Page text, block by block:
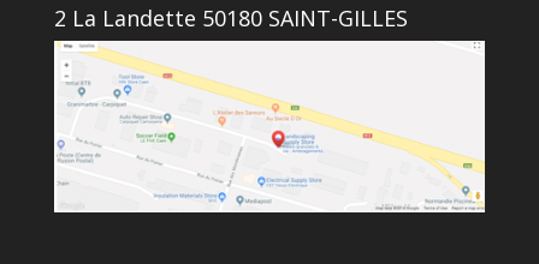
2 La Landette 50180 SAINT-GILLES